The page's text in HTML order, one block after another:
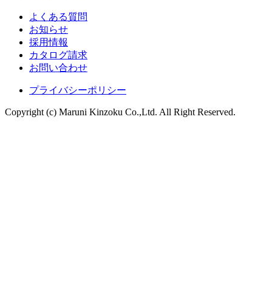
よくある質問
お知らせ
採用情報
カタログ請求
お問い合わせ
プライバシーポリシー
Copyright (c) Maruni Kinzoku Co.,Ltd. All Right Reserved.